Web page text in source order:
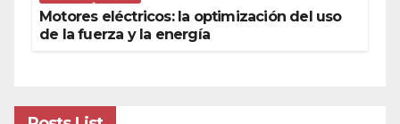
Motores eléctricos: la optimización del uso
de la fuerza y la energía